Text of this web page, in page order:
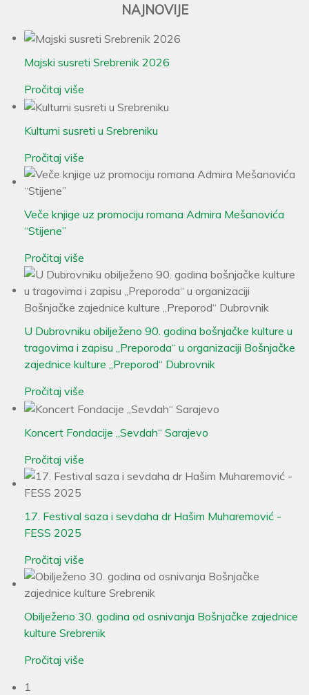
NAJNOVIJE
Majski susreti Srebrenik 2026
Pročitaj više
Kulturni susreti u Srebreniku
Pročitaj više
Veče knjige uz promociju romana Admira Mešanovića
“Stijene”
Pročitaj više
U Dubrovniku obilježeno 90. godina bošnjačke kulture u
tragovima i zapisu „Preporoda“ u organizaciji Bošnjačke
zajednice kulture „Preporod“ Dubrovnik
Pročitaj više
Koncert Fondacije „Sevdah“ Sarajevo
Pročitaj više
17. Festival saza i sevdaha dr Hašim Muharemović -
FESS 2025
Pročitaj više
Obilježeno 30. godina od osnivanja Bošnjačke zajednice
kulture Srebrenik
Pročitaj više
1